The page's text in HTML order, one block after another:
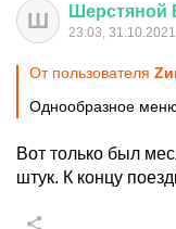
Ш Шерстяной
23:03, 31.10.2021
От пользователя
Однообразное
Вот только был
штук. К концу